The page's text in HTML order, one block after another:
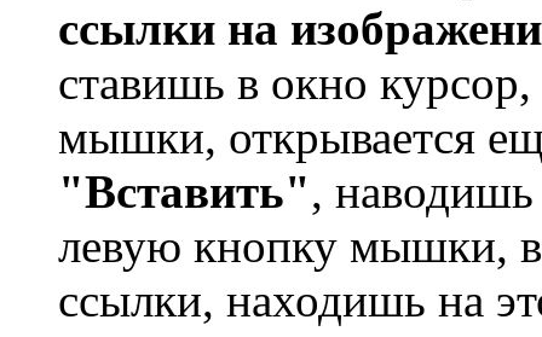
ссылки на
ставишь в окно
мышки, открывается
"Вставить",
левую кнопку мышки, в
ссылки, находишь на